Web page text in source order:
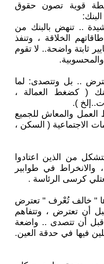
قوية تصون حقوق
.. تنهض بالبنك من
الخلاقة ، وتنفذ
ثابتة واضحة.. لا تقوم
.. بل وتتصدى: لما
( كضغط العمالة ،
).
والمعاش للجميع
الاجتماعية ( السكن ،
من الذين اعتادوا
في طوابير
كرسى الرئاسة .
" خالف تُعْرف " تعترض
أن تعترض ، وتتفاهم
أن تتصدى .. واضعة
فيها في حدقة العين.